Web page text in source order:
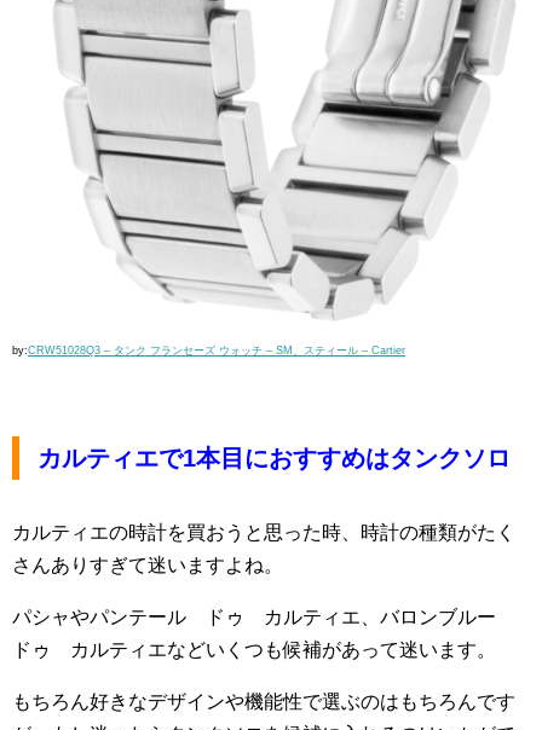
by:CRW51028Q3 – タンク フランセーズ ウォッチ – SM、スティール – Cartier
カルティエで1本目におすすめはタンクソロ
カルティエの時計を買おうと思った時、時計の種類がたく
さんありすぎて迷いますよね。
パシャやパンテール ドゥ カルティエ、バロンブルー
ドゥ カルティエなどいくつも候補があって迷います。
もちろん好きなデザインや機能性で選ぶのはもちろんです